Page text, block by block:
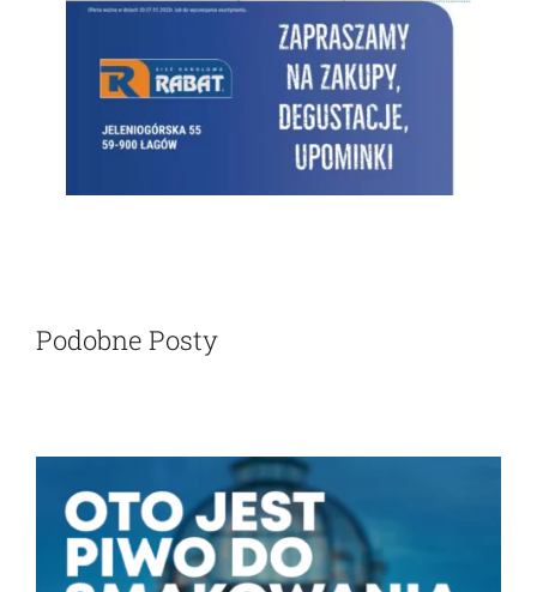
Podobne Posty